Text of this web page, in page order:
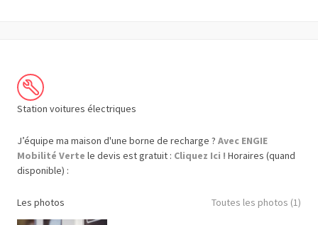
Station voitures électriques
J’équipe ma maison d'une borne de recharge ? Avec ENGIE
Mobilité Verte le devis est gratuit : Cliquez Ici ! Horaires (quand
disponible) :
Les photos Toutes les photos (1)